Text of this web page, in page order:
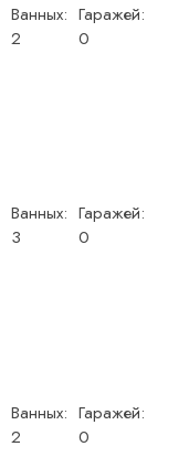
Ванных:
2
Гаражей:
0
Ванных:
3
Гаражей:
0
Ванных:
2
Гаражей:
0